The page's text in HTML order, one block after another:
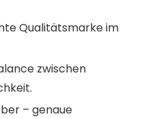
Qualitätsmarke im
zwischen
– genaue